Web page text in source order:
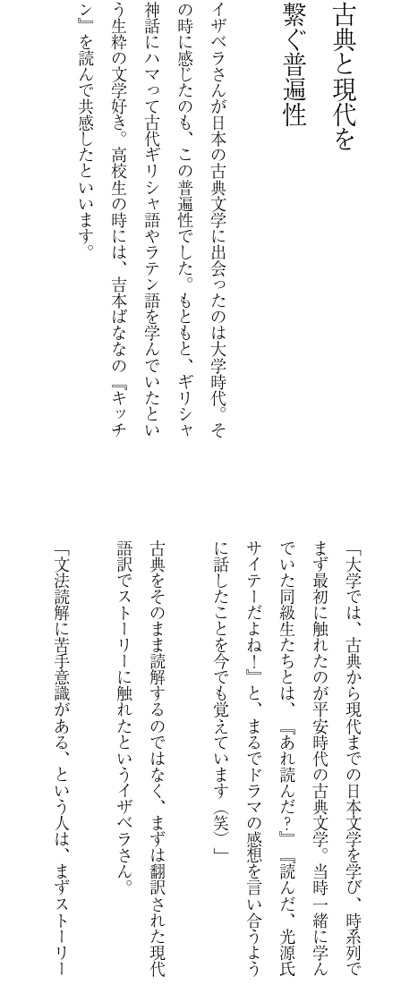
古典と現代を
繋ぐ普遍性
イ
ザ
ベ
ラ
さ
ん
が
日
本
の
古
典
文
学
に
出
会
っ
た
の
は
大
学
時
代
。
そ
の
時
に
感
じ
た
の
も
、
こ
の
普
遍
性
で
し
た
。
も
と
も
と
、
ギ
リ
シ
ャ
神
話
に
ハ
マ
っ
て
古
代
ギ
リ
シ
ャ
語
や
ラ
テ
ン
語
を
学
ん
で
い
た
と
い
う
生
粋
の
文
学
好
き
。
高
校
生
の
時
に
は
、
吉
本
ば
な
な
の
『
キ
ッ
チ
ン
』
を
読
ん
で
共
感
し
た
と
い
い
ま
す
。
「
大
学
で
は
、
古
典
か
ら
現
代
ま
で
の
日
本
文
学
を
学
び
、
時
系
列
で
ま
ず
最
初
に
触
れ
た
の
が
平
安
時
代
の
古
典
文
学
。
当
時
一
緒
に
学
ん
で
い
た
同
級
生
た
ち
と
は
、
『
あ
れ
読
ん
だ
？
』
『
読
ん
だ
、
光
源
氏
サ
イ
テ
ー
だ
よ
ね
！
』
と
、
ま
る
で
ド
ラ
マ
の
感
想
を
言
い
合
う
よ
う
に話
し
た
こ
と
を
今
で
も
覚
え
て
い
ま
す
（
笑
）
」
古
典
を
そ
の
ま
ま
読
解
す
る
の
で
は
な
く
、
ま
ず
は
翻
訳
さ
れ
た
現
代
語
訳
で
ス
ト
ー
リ
ー
に
触
れ
た
と
い
う
イ
ザ
ベ
ラ
さ
ん
。
「
文
法
読
解
に
苦
手
意
識
が
あ
る
、
と
い
う
人
は
、
ま
ず
ス
ト
ー
リ
ー
頭
に
入
れ
る
の
が
お
す
す
め
で
す
。
私
は
当
時
、
古
典
を
読
ん
で
い
、
今
の
自
分
と
は
着
る
物
も
住
む
家
も
全
く
異
な
る
文
化
や
、
男
女
顔
を
合
わ
せ
て
は
な
ら
な
い
と
い
う
習
慣
も
不
思
議
で
し
た
。
で
、
全
く
違
う
か
ら
こ
そ
、
愛
や
嫉
妬
、
悲
し
み
や
嬉
し
さ
と
い
う
感
の
普
遍
性
が
よ
り
際
立
っ
た
の
で
し
ょ
う